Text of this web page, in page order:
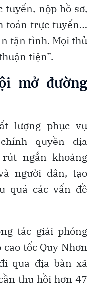
tuyến, nộp hồ sơ,
toán trực tuyến…
tận tình. Mọi thủ
tiện”.
mở đường
lượng phục vụ
quyền địa
ngắn khoảng
người dân, tạo
quả các vấn đề
tác giải phóng
tốc Quy Nhơn
qua địa bàn xã
thu hồi hơn 47